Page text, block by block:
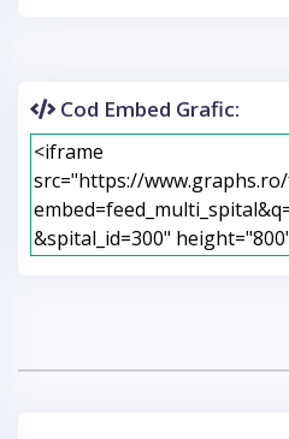
Cod Embed Grafic: